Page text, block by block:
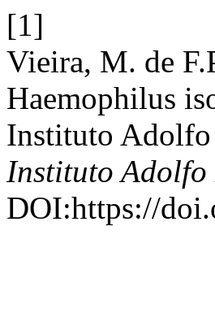
[1]
Vieira, M. de
Haemophilus
Instituto
Instituto Adolfo
DOI:https://